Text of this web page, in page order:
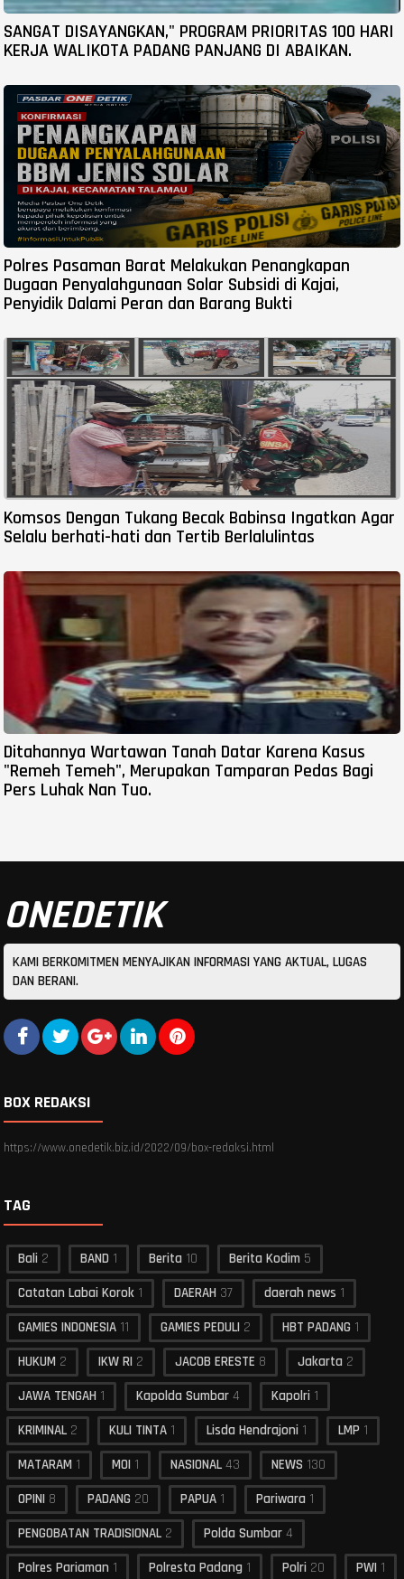
SANGAT DISAYANGKAN," PROGRAM PRIORITAS 100 HARI
KERJA WALIKOTA PADANG PANJANG DI ABAIKAN.
Polres Pasaman Barat Melakukan Penangkapan
Dugaan Penyalahgunaan Solar Subsidi di Kajai,
Penyidik Dalami Peran dan Barang Bukti
Komsos Dengan Tukang Becak Babinsa Ingatkan Agar
Selalu berhati-hati dan Tertib Berlalulintas
Ditahannya Wartawan Tanah Datar Karena Kasus
"Remeh Temeh", Merupakan Tamparan Pedas Bagi
Pers Luhak Nan Tuo.
ONEDETIK
KAMI BERKOMITMEN MENYAJIKAN INFORMASI YANG AKTUAL, LUGAS
DAN BERANI.
BOX REDAKSI
https://www.onedetik.biz.id/2022/09/box-redaksi.html
TAG
Bali 2 BAND 1 Berita 10 Berita Kodim 5
Catatan Labai Korok 1 DAERAH 37 daerah news 1
GAMIES INDONESIA 11 GAMIES PEDULI 2 HBT PADANG 1
HUKUM 2 IKW RI 2 JACOB ERESTE 8 Jakarta 2
JAWA TENGAH 1 Kapolda Sumbar 4 Kapolri 1
KRIMINAL 2 KULI TINTA 1 Lisda Hendrajoni 1 LMP 1
MATARAM 1 MOI 1 NASIONAL 43 NEWS 130
OPINI 8 PADANG 20 PAPUA 1 Pariwara 1
PENGOBATAN TRADISIONAL 2 Polda Sumbar 4
Polres Pariaman 1 Polresta Padang 1 Polri 20 PWI 1